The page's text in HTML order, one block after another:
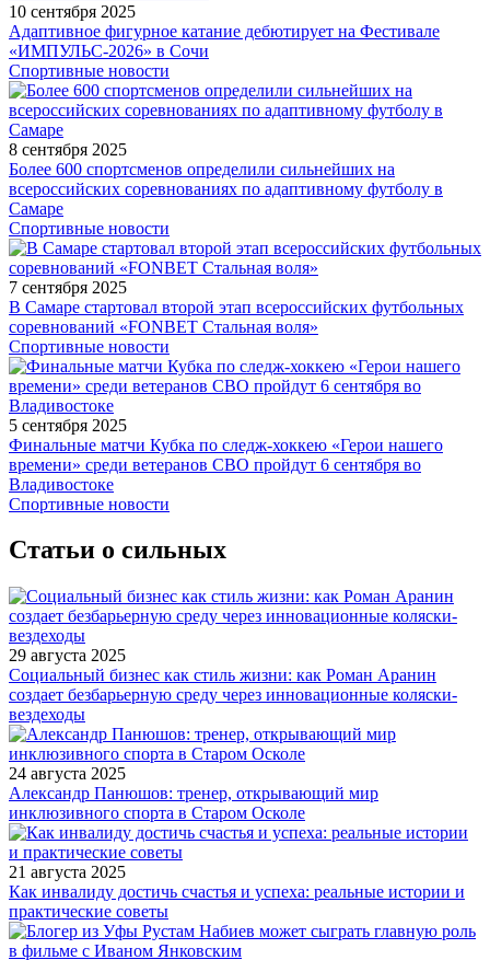
10 сентября 2025
Адаптивное фигурное катание дебютирует на Фестивале
«ИМПУЛЬС-2026» в Сочи
Спортивные новости
8 сентября 2025
Более 600 спортсменов определили сильнейших на
всероссийских соревнованиях по адаптивному футболу в
Самаре
Спортивные новости
7 сентября 2025
В Самаре стартовал второй этап всероссийских футбольных
соревнований «FONBET Стальная воля»
Спортивные новости
5 сентября 2025
Финальные матчи Кубка по следж-хоккею «Герои нашего
времени» среди ветеранов СВО пройдут 6 сентября во
Владивостоке
Спортивные новости
Статьи о сильных
29 августа 2025
Социальный бизнес как стиль жизни: как Роман Аранин
создает безбарьерную среду через инновационные коляски-
вездеходы
24 августа 2025
Александр Панюшов: тренер, открывающий мир
инклюзивного спорта в Старом Осколе
21 августа 2025
Как инвалиду достичь счастья и успеха: реальные истории и
практические советы